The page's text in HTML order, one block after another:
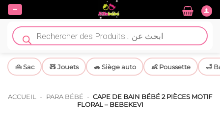
Passer
contenu
Recherche
de
produits
👜 Sac 🧸 Jouets 🚗 Siège auto 👶 Poussette 🛁
ACCUEIL - PARA BÉBÉ - CAPE DE BAIN BÉBÉ 2 PIÈCES MOTIF
FLORAL – BEBEKEVI